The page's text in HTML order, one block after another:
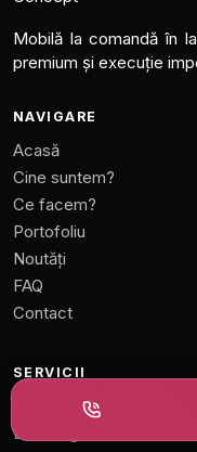
Mobilă la comandă în
premium și execuție
NAVIGARE
Acasă
Cine suntem?
Ce facem?
Portofoliu
Noutăți
FAQ
Contact
SERVICII
Bucătării la comandă
Dressinguri la comandă